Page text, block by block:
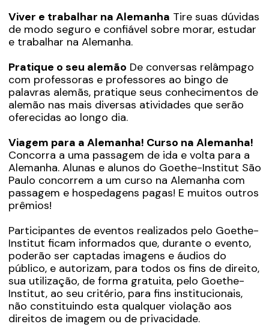
Viver e trabalhar na Alemanha Tire suas dúvidas
de modo seguro e confiável sobre morar, estudar
e trabalhar na Alemanha.
Pratique o seu alemão De conversas relâmpago
com professoras e professores ao bingo de
palavras alemãs, pratique seus conhecimentos de
alemão nas mais diversas atividades que serão
oferecidas ao longo dia.
Viagem para a Alemanha! Curso na Alemanha!
Concorra a uma passagem de ida e volta para a
Alemanha. Alunas e alunos do Goethe-Institut São
Paulo concorrem a um curso na Alemanha com
passagem e hospedagens pagas! E muitos outros
prêmios!
Participantes de eventos realizados pelo Goethe-
Institut ficam informados que, durante o evento,
poderão ser captadas imagens e áudios do
público, e autorizam, para todos os fins de direito,
sua utilização, de forma gratuita, pelo Goethe-
Institut, ao seu critério, para fins institucionais,
não constituindo esta qualquer violação aos
direitos de imagem ou de privacidade.